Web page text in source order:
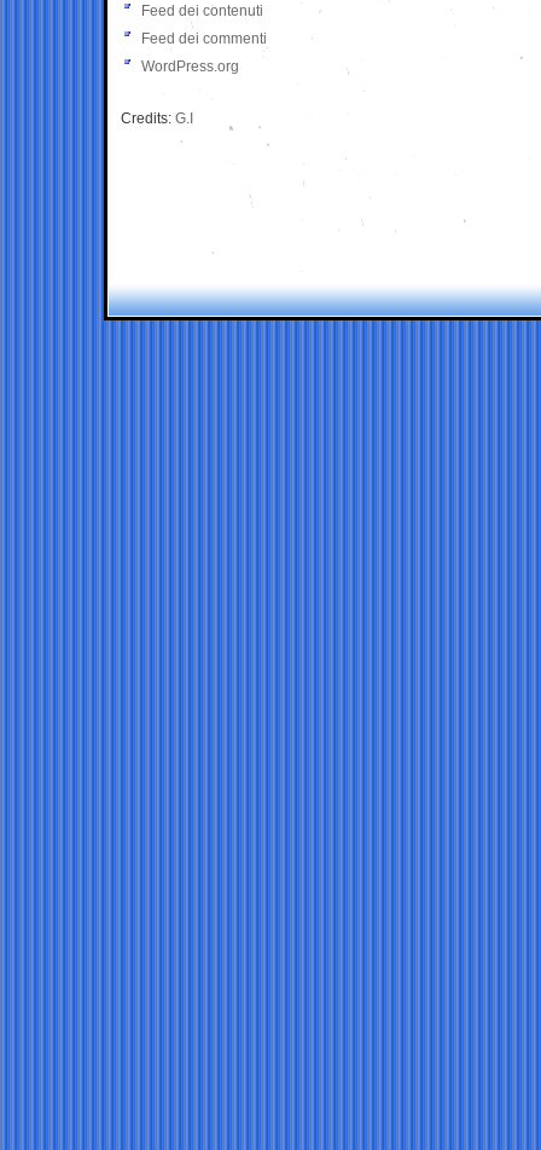
Feed dei contenuti
Feed dei commenti
WordPress.org
Credits: G.I